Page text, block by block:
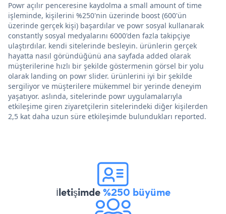
Powr açılır penceresine kaydolma a small amount of time
işleminde, kişilerini %250'nin üzerinde boost (600'ün
üzerinde gerçek kişi) başardılar ve powr sosyal kullanarak
constantly sosyal medyalarını 6000'den fazla takipçiye
ulaştırdılar. kendi sitelerinde besleyin. ürünlerin gerçek
hayatta nasıl göründüğünü ana sayfada added olarak
müşterilerine hızlı bir şekilde göstermenin görsel bir yolu
olarak landing on powr slider. ürünlerini iyi bir şekilde
sergiliyor ve müşterilere mükemmel bir yerinde deneyim
yaşatıyor. aslında, sitelerinde powr uygulamalarıyla
etkileşime giren ziyaretçilerin sitelerindeki diğer kişilerden
2,5 kat daha uzun süre etkileşimde bulundukları reported.
İletişimde%250 büyüme